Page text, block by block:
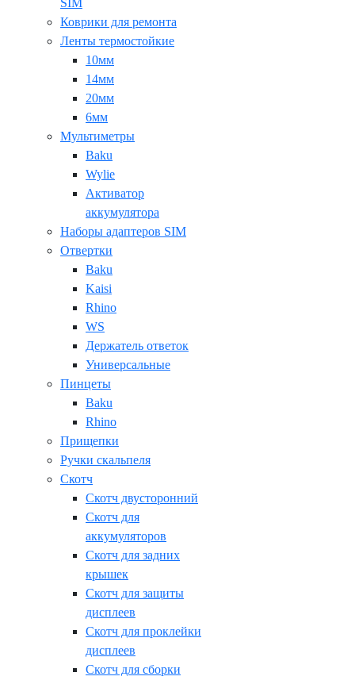
SIM
Коврики для ремонта
Ленты термостойкие
10мм
14мм
20мм
6мм
Мультиметры
Baku
Wylie
Активатор
аккумулятора
Наборы адаптеров SIM
Отвертки
Baku
Kaisi
Rhino
WS
Держатель ответок
Универсальные
Пинцеты
Baku
Rhino
Прищепки
Ручки скальпеля
Скотч
Скотч двусторонний
Скотч для
аккумуляторов
Скотч для задних
крышек
Скотч для защиты
дисплеев
Скотч для проклейки
дисплеев
Скотч для сборки